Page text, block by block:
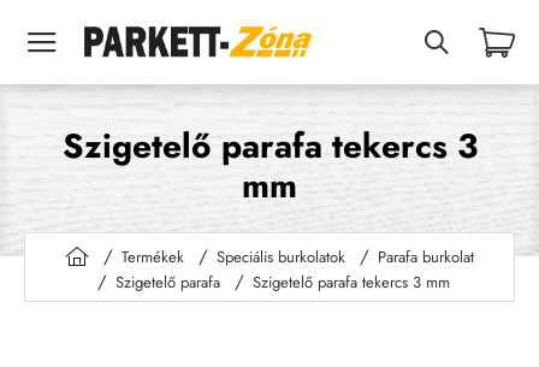
Szigetelő parafa tekercs 3
mm
h
Termékek Speciális burkolatok
Parafa burkolat
Szigetelő parafa
Szigetelő parafa tekercs 3 mm